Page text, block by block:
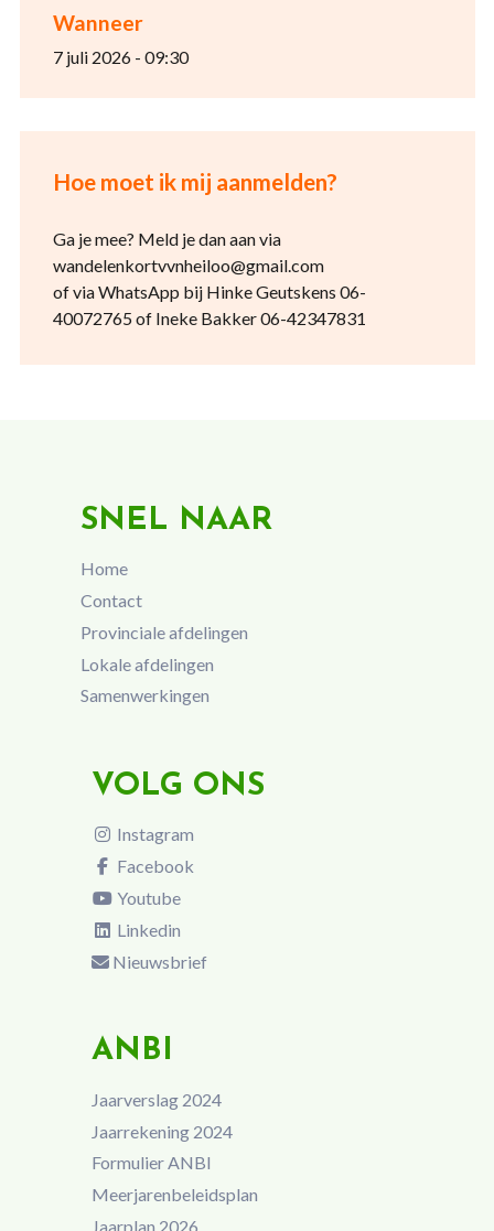
Wanneer
7 juli 2026 - 09:30
Hoe moet ik mij aanmelden?
Ga je mee? Meld je dan aan via
wandelenkortvvnheiloo@gmail.com
of via WhatsApp bij Hinke Geutskens 06-
40072765 of Ineke Bakker 06-42347831
SNEL NAAR
Home
Contact
Provinciale afdelingen
Lokale afdelingen
Samenwerkingen
VOLG ONS
Instagram
Facebook
Youtube
Linkedin
Nieuwsbrief
ANBI
Jaarverslag 2024
Jaarrekening 2024
Formulier ANBI
Meerjarenbeleidsplan
Jaarplan 2026